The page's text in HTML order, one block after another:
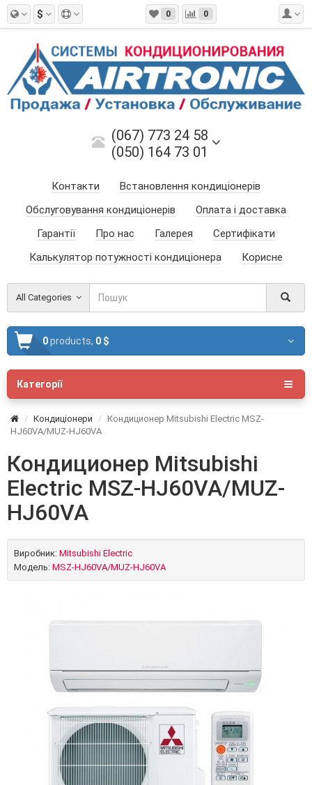
$ 0 0
(067) 773 24 58
(050) 164 73 01
Контакти
Встановлення кондиціонерів
Обслуговування кондиціонерів
Оплата і доставка
Гарантії
Про нас Галерея
Сертифікати
Калькулятор потужності кондиціонера
Корисне
All Categories
0products, 0 $
Категорії
Кондиціонери
Кондиционер Mitsubishi Electric MSZ-
HJ60VA/MUZ-HJ60VA
Кондиционер Mitsubishi
Electric MSZ-HJ60VA/MUZ-
HJ60VA
Виробник: Mitsubishi Electric
Модель: MSZ-HJ60VA/MUZ-HJ60VA